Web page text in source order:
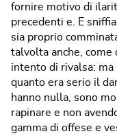
fornire motivo di
precedenti e. E
sia proprio
talvolta anche,
intento di rivalsa:
quanto era serio il
hanno nulla, sono
rapinare e non
gamma di offese e